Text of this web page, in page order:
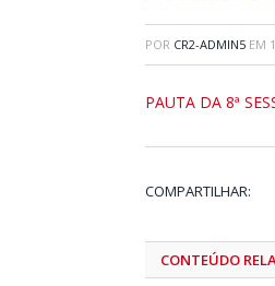
POR CR2-ADMIN5 EM
PAUTA DA 8ª
COMPARTILHAR:
CONTEÚDO